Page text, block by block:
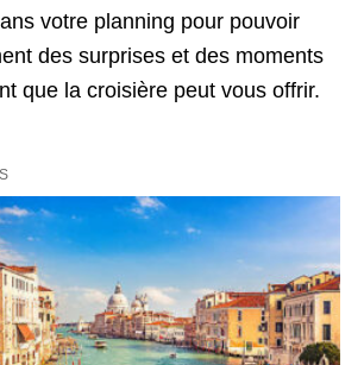
votre planning pour pouvoir
des surprises et des moments
que la croisière peut vous offrir.